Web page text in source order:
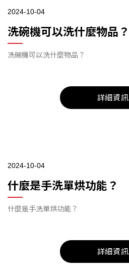
2024-10-04
洗碗機可以洗什麼物品？
洗碗機可以洗什麼物品？
詳細資訊
2024-10-04
什麼是手洗單烘功能？
什麼是手洗單烘功能？
詳細資訊